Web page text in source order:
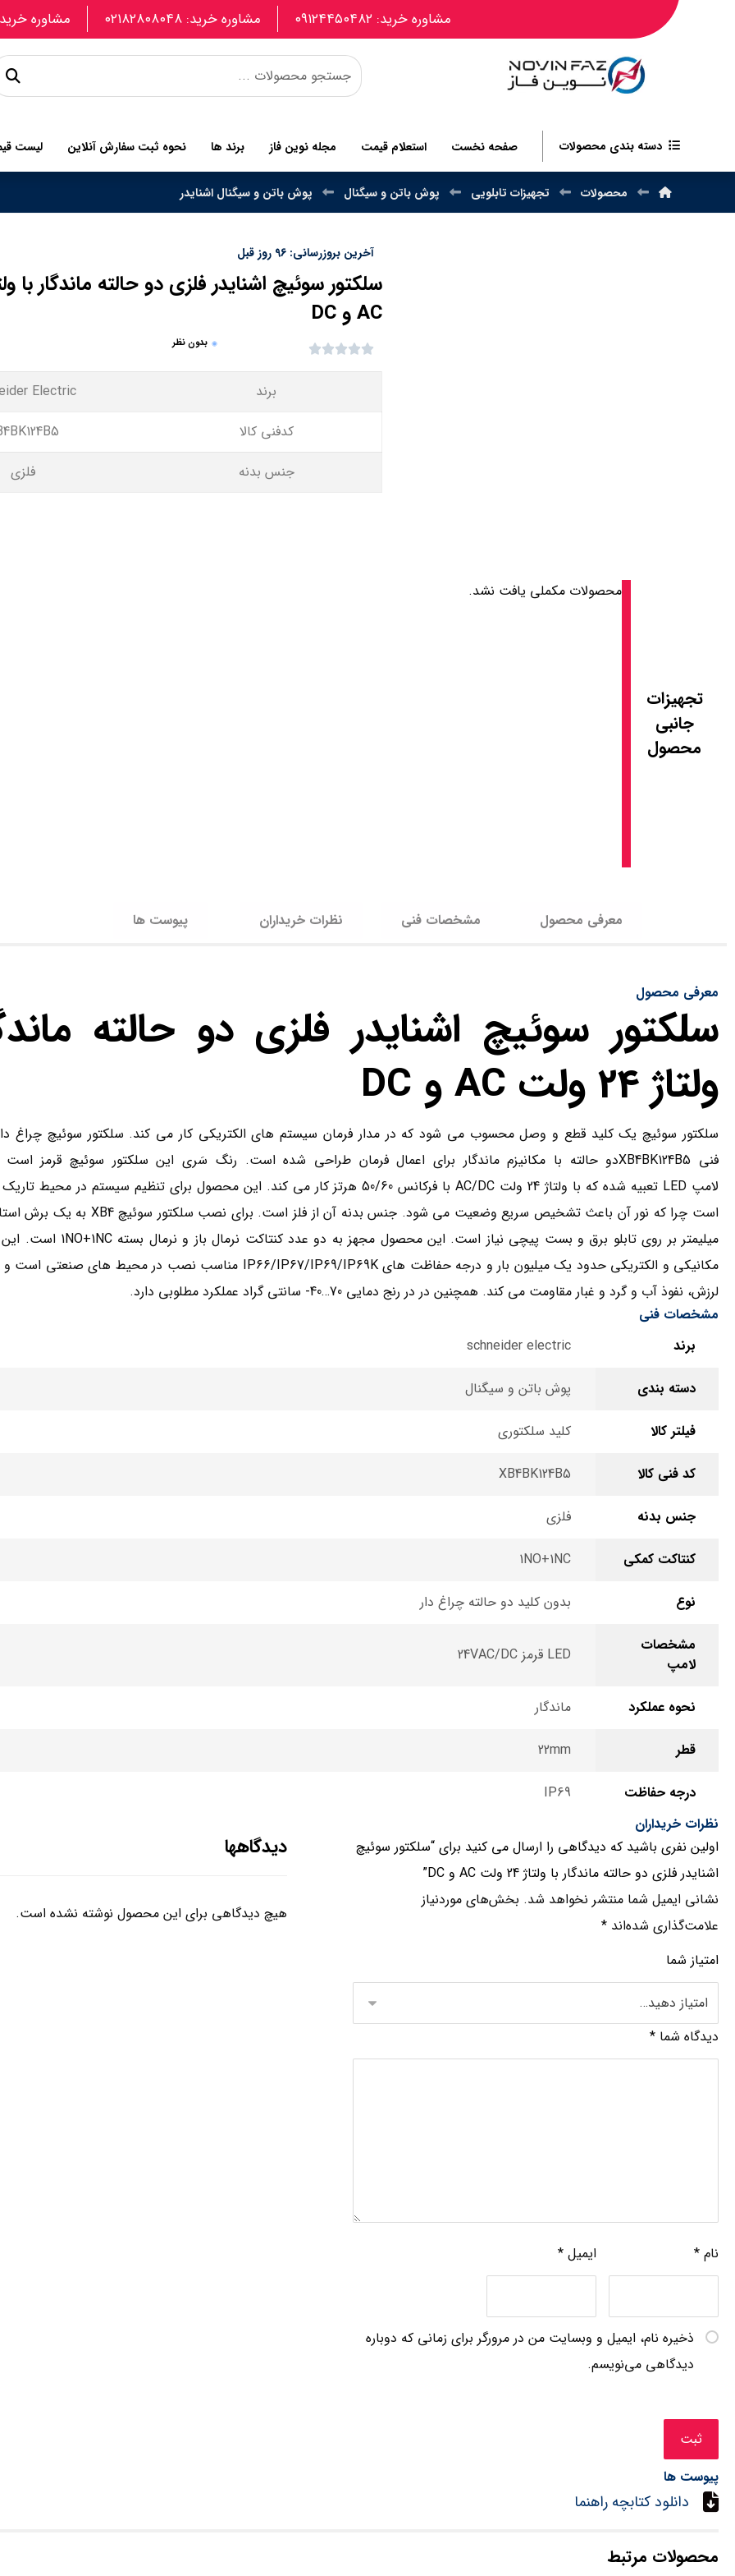
مشاوره خرید: مشاوره خرید: ۰۲۱۸۲۸۰۸۰۴۸ مشاوره خرید: ۰۹۱۲۴۴۵۰۴۸۲
دسته بندی محصولات صفحه نخست استعلام قیمت مجله نوین فاز برند ها نحوه ثبت سفارش آنلاین لیست
محصولات تجهیزات تابلویی پوش باتن و سیگنال پوش باتن و سیگنال اشنایدر
آخرین بروزرسانی: 96 روز قبل
AC و DC
بدون نظر
برند
Electric
کدفنی کالا
جنس بدنه
فلزی
تجهیزات
جانبی
محصول
محصولات مکملی یافت نشد.
معرفی محصول مشخصات فنی نظرات خریداران پیوست ها
معرفی محصول
سلکتور سوئیچ اشنایدر فلزی دو حالته
ولتاژ 24 ولت AC و DC
سلکتور سوئیچ یک کلید قطع و وصل محسوب می شود که در مدار فرمان سیستم های الکتریکی کار می کند. سلکتور سوئیچ چراغ
فنی
دو حالته با مکانیزم ماندگار برای اعمال فرمان طراحی شده است. رنگ سَری این سلکتور سوئیچ قرمز
لامپ LED تعبیه شده که با ولتاژ 24 ولت AC/DCبا فرکانس 50/60
هرتز کار می کند. این محصول برای تنظیم سیستم در محیط
است چرا که نور آن باعث تشخیص سریع وضعیت می شود. جنس بدنه آن از فلز است. برای نصب سلکتور سوئیچXB4
میلیمتر بر روی تابلو برق و بست پیچی نیاز است. این محصول مجهز به دو عدد کنتاکت نرمال باز و نرمال بسته 1NO+1NC است.
مکانیکی و الکتریکی حدود یک میلیون بار و درجه حفاظت هایIP66/IP67/IP69/IP69K مناسب نصب در محیط های صنعتی است و
لرزش، نفوذ آب و گرد و غبار مقاومت می کند. همچنین در در رنج دمایی 70…40- سانتی گراد عملکرد مطلوبی دارد.
مشخصات فنی
برند
schneider electric
دسته بندی پوش باتن و سیگنال
فیلتر کالا کلید سلکتوری
کد فنی کالا XB4BK124B5
جنس بدنه فلزی
کنتاکت کمکی 1NO+1NC
نوع بدون کلید دو حالته چراغ دار
مشخصات
لامپ
LED قرمز 24VAC/DC
نحوه عملکرد ماندگار
قطر 22mm
درجه حفاظت
IP69
نظرات خریداران
دیدگاهها
هیچ دیدگاهی برای این محصول نوشته نشده است.
اولین نفری باشید که دیدگاهی را ارسال می کنید برای “سلکتور سوئیچ
اشنایدر فلزی دو حالته ماندگار با ولتاژ 24 ولت AC و DC”
نشانی ایمیل شما منتشر نخواهد شد. بخش‌های موردنیاز
علامت‌گذاری شده‌اند *
امتیاز شما
دیدگاه شما *
نام * ایمیل *
ذخیره نام، ایمیل و وبسایت من در مرورگر برای زمانی که دوباره
دیدگاهی می‌نویسم.
پیوست ها
دانلود کتابچه راهنما
محصولات مرتبط